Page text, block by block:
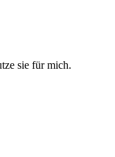
sie für mich.